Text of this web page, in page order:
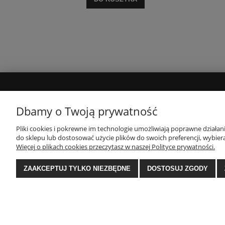
MOJE KONTO
Twoje zamówienia
Ustawienia konta
INFORMACJE
Polityka prywatności
Regulamin
Zwroty i reklamacje
Dbamy o Twoją prywatność
Pliki cookies i pokrewne im technologie umożliwiają poprawne
do sklepu lub dostosować użycie plików do swoich preferencji,
Więcej o plikach cookies przeczytasz w naszej Polityce prywatności.
ZAAKCEPTUJ TYLKO NIEZBĘDNE DOSTOSUJ ZGODY